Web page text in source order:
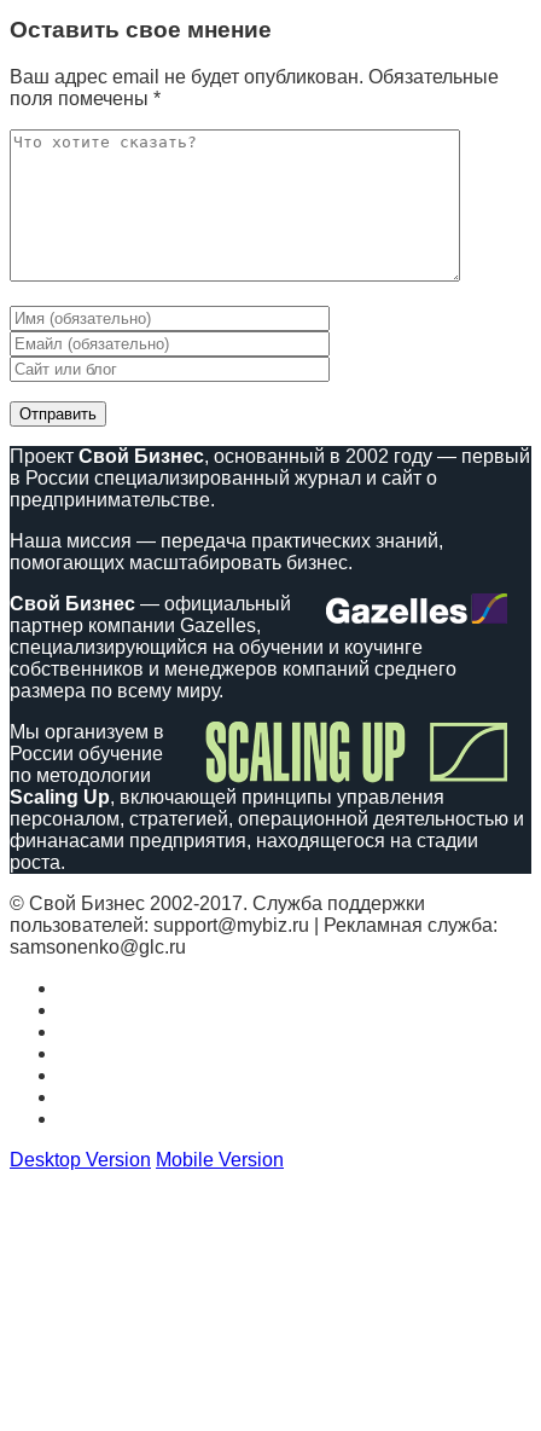
Оставить свое мнение
Ваш адрес email не будет опубликован. Обязательные
поля помечены *
Проект Свой Бизнес, основанный в 2002 году — первый
в России специализированный журнал и сайт о
предпринимательстве.
Наша миссия — передача практических знаний,
помогающих масштабировать бизнес.
Свой Бизнес — официальный
партнер компании Gazelles,
специализирующийся на обучении и коучинге
собственников и менеджеров компаний среднего
размера по всему миру.
Мы организуем в
России обучение
по методологии
Scaling Up, включающей принципы управления
персоналом, стратегией, операционной деятельностью и
финанасами предприятия, находящегося на стадии
роста.
© Свой Бизнес 2002-2017. Служба поддержки
пользователей: support@mybiz.ru | Рекламная служба:
samsonenko@glc.ru
Desktop Version Mobile Version